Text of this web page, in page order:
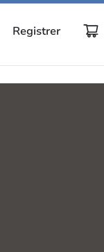
Registrer